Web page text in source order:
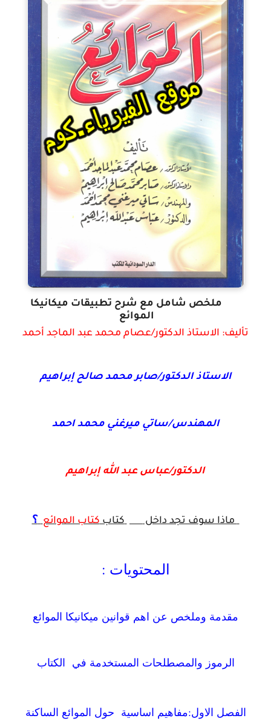
ملخص شامل مع شرح تطبيقات ميكانيكا
الموائع
تأليف: الاستاذ الدكتور/عصام محمد عبد الماجد أحمد
الاستاذ الدكتور/صابر محمد صالح إبراهيم
المهندس/ساتي ميرغني محمد احمد
الدكتور/عباس عبد الله إبراهيم
ماذا سوف تجد داخلpdf كتابكتاب الموائع ؟
المحتويات :
مقدمة وملخص عن اهم قوانين ميكانيكا الموائع
الرموز والمصطلحات المستخدمة في الكتاب
الفصل الاول:مفاهيم اساسية حول الموائع الساكنة